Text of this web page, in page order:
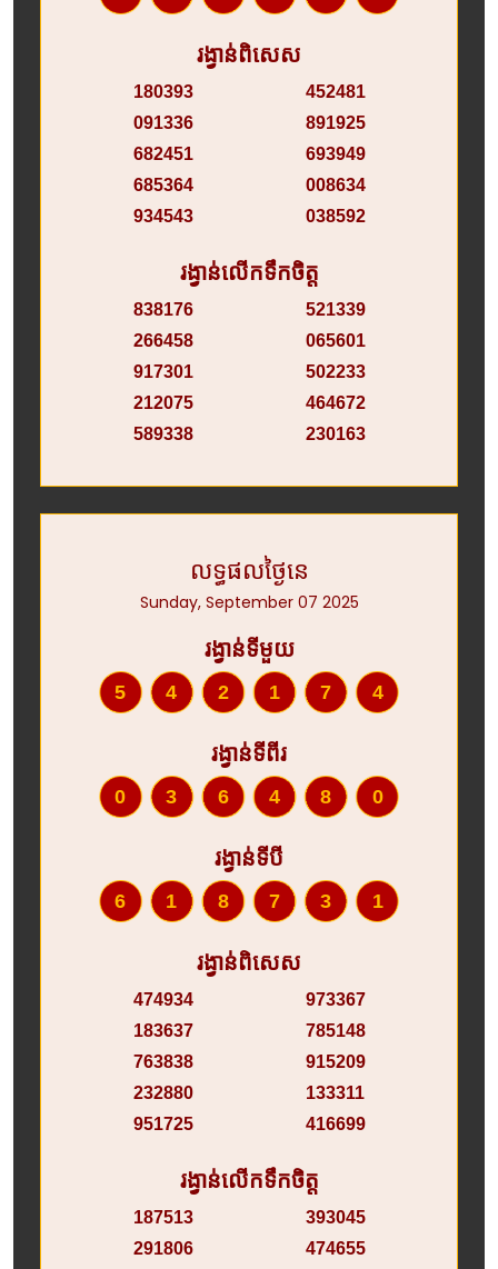
រង្វាន់ពិសេស
180393
091336
682451
685364
934543
452481
891925
693949
008634
038592
រង្វាន់លើកទឹកចិត្ត
838176
266458
917301
212075
589338
521339
065601
502233
464672
230163
លទ្ធផលថ្ងៃនេ
Sunday, September 07 2025
រង្វាន់ទីមួយ
542174
រង្វាន់ទីពីរ
036480
រង្វាន់ទីបី
618731
រង្វាន់ពិសេស
474934
183637
763838
232880
951725
973367
785148
915209
133311
416699
រង្វាន់លើកទឹកចិត្ត
187513
291806
393045
474655